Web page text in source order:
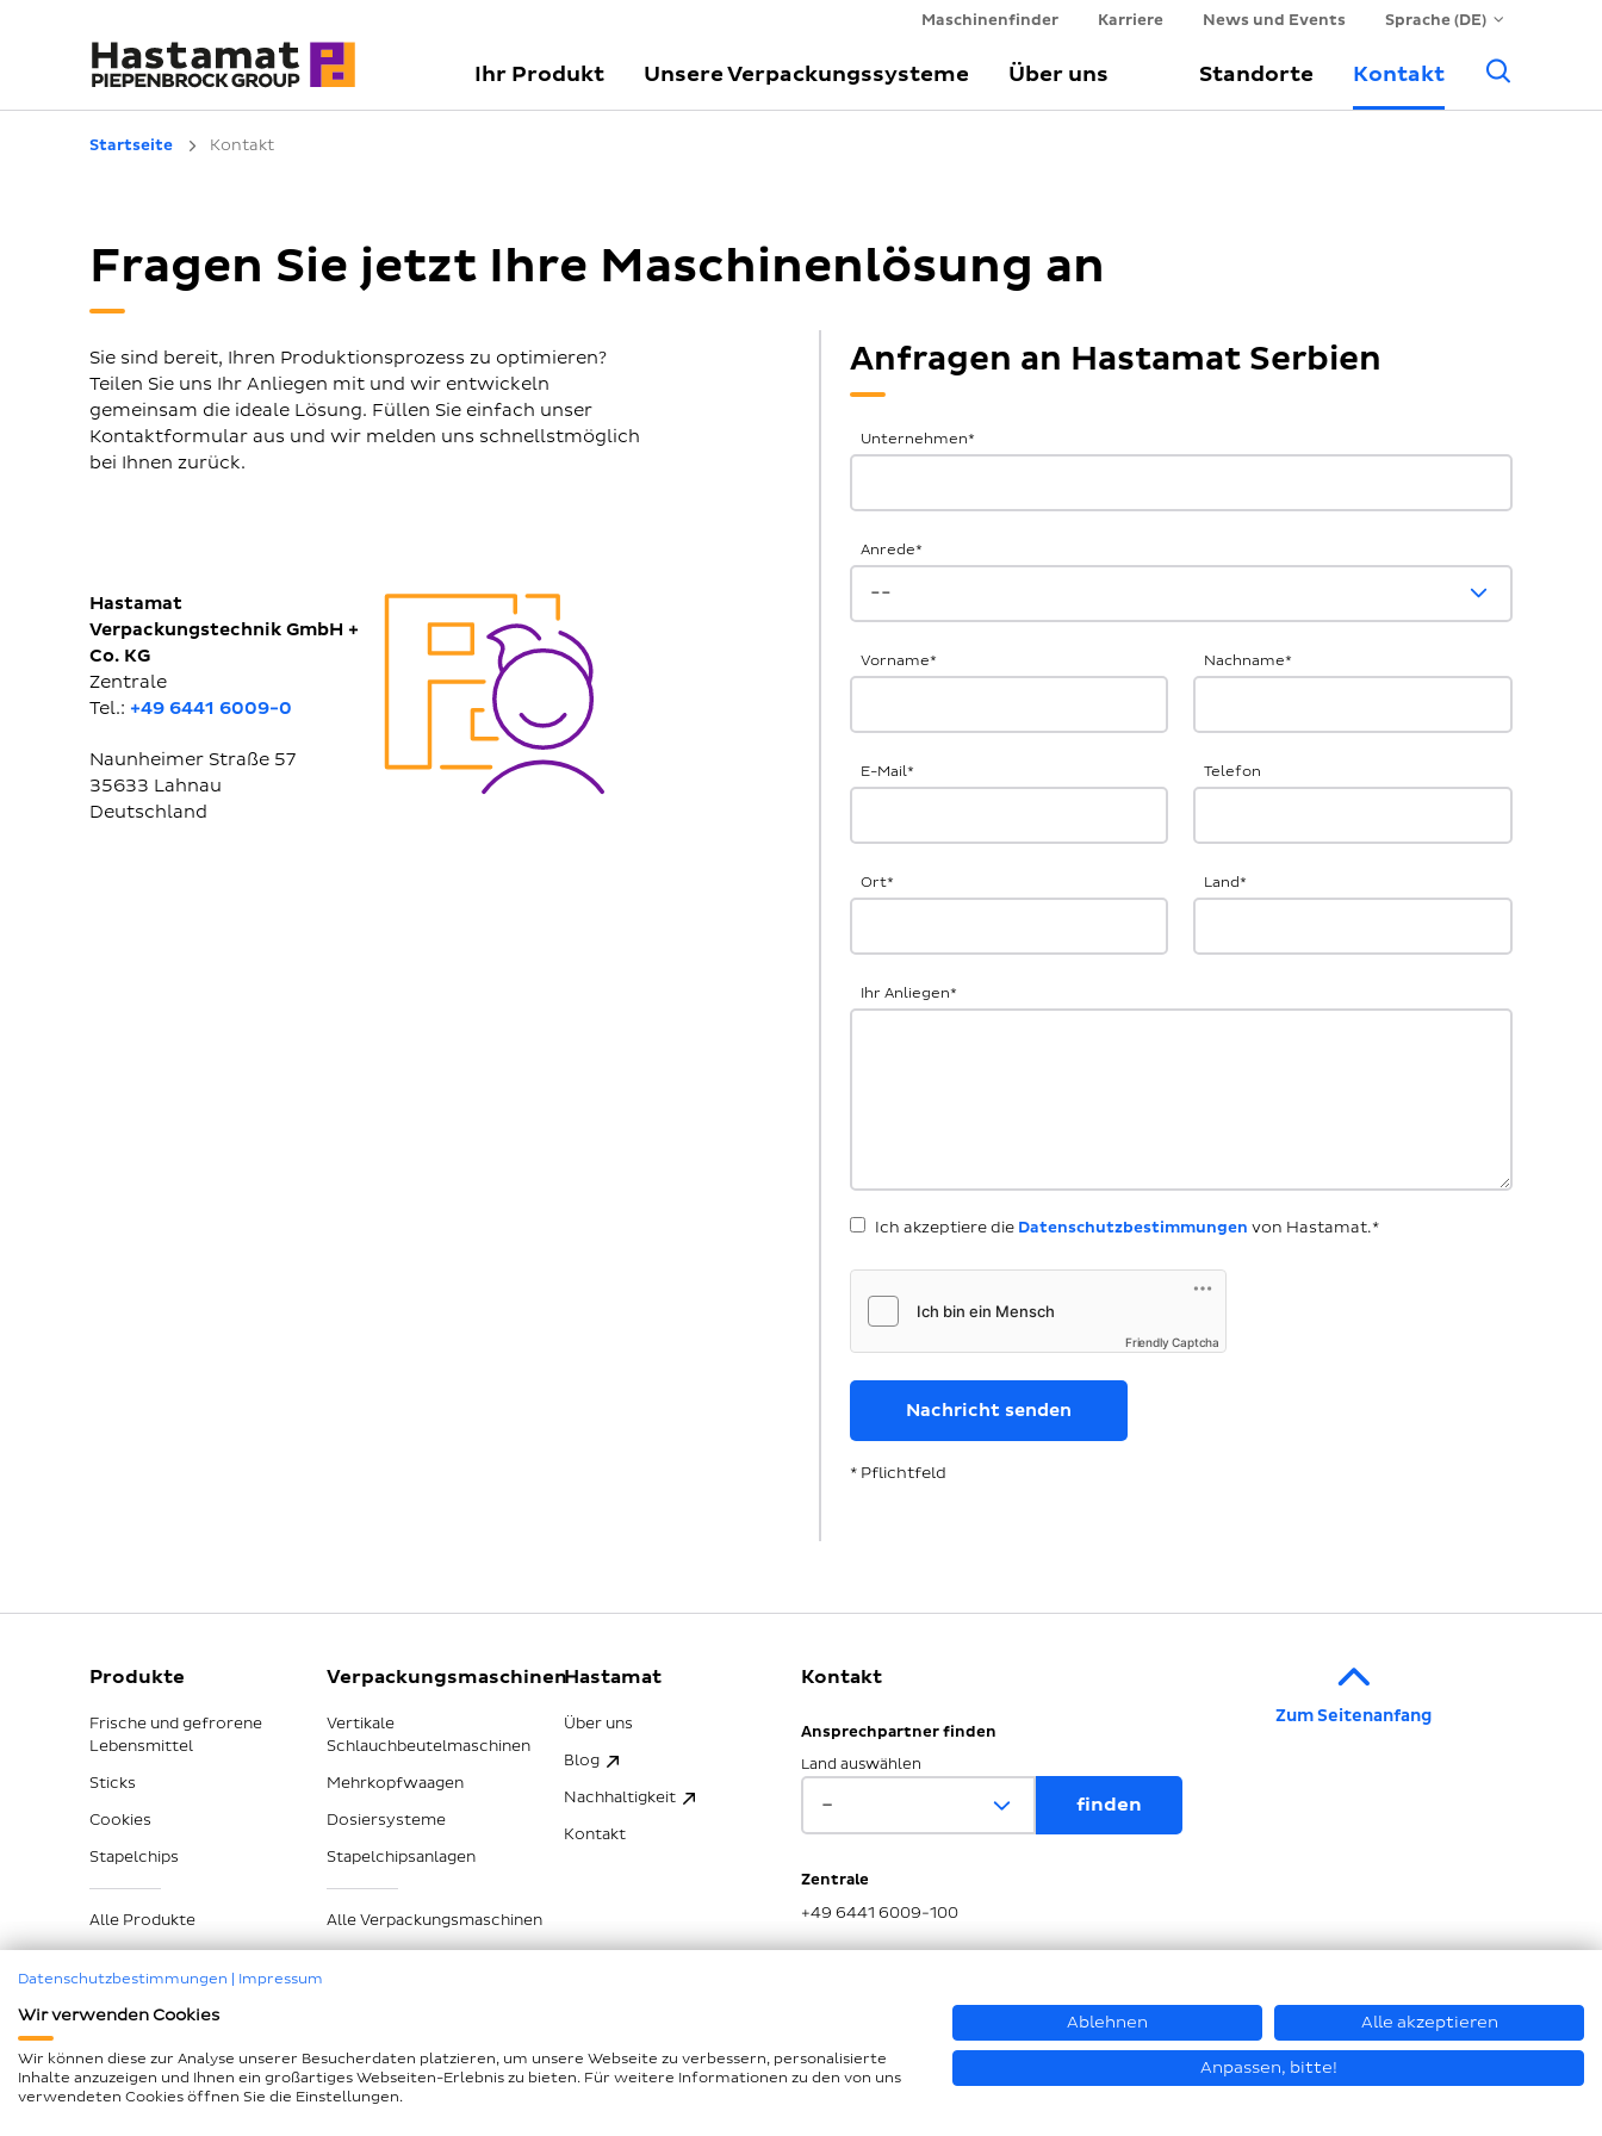
Maschinenfinder Karriere News und Events Sprache (DE)
Ihr Produkt Unsere Verpackungssysteme Über uns Standorte Kontakt
Startseite Kontakt
Fragen Sie jetzt Ihre Maschinenlösung an
Sie sind bereit, Ihren Produktionsprozess zu optimieren?
Teilen Sie uns Ihr Anliegen mit und wir entwickeln
gemeinsam die ideale Lösung. Füllen Sie einfach unser
Kontaktformular aus und wir melden uns schnellstmöglich
bei Ihnen zurück.
Hastamat
Verpackungstechnik GmbH +
Co. KG
Zentrale
Tel.: +49 6441 6009-0
Naunheimer Straße 57
35633 Lahnau
Deutschland
Anfragen an Hastamat Serbien
Allgemeine
Anfrage
Unternehmen*
Anrede*
Vorname* Nachname*
E-Mail* Telefon
Ort* Land*
Ihr Anliegen*
Ich akzeptiere die Datenschutzbestimmungen von Hastamat.*
Friendly Captcha
* Pflichtfeld
Produkte
Frische und gefrorene
Lebensmittel
Sticks
Cookies
Stapelchips
Alle Produkte
Verpackungsmaschinen
Vertikale
Schlauchbeutelmaschinen
Mehrkopfwaagen
Dosiersysteme
Stapelchipsanlagen
Alle Verpackungsmaschinen
Hastamat
Über uns
Blog
Nachhaltigkeit
Kontakt
Kontakt
Ansprechpartner finden
Land auswählen
Zentrale
+49 6441 6009-100
Zum Seitenanfang
Impressum Datenschutz Compliance
AEB und LkSG
Barrierefreiheitserklärung
Seitenübersicht
© Hastamat Verpackungstechnik GmbH + Co. KG 2026
Datenschutzbestimmungen Impressum
Wir verwenden Cookies
Wir können diese zur Analyse unserer Besucherdaten platzieren, um unsere Webseite zu verbessern, personalisierte
Inhalte anzuzeigen und Ihnen ein großartiges Webseiten-Erlebnis zu bieten. Für weitere Informationen zu den von uns
verwendeten Cookies öffnen Sie die Einstellungen.
Ablehnen Alle akzeptieren
Anpassen, bitte!